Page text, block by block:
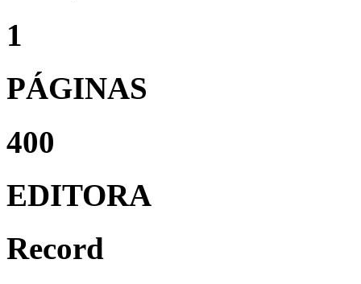
1
PÁGINAS
400
EDITORA
Record